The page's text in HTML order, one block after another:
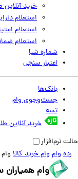
خرید آنلاین طلا
استعلام
استعلام امتیاز
استعلام
شماره شبا
اعتبار سنجی
بانک‌ها
جست‌وجوی وام
تسه
خرید آنلاین طلا
وام وام خرید کالاوام
وام همیاران